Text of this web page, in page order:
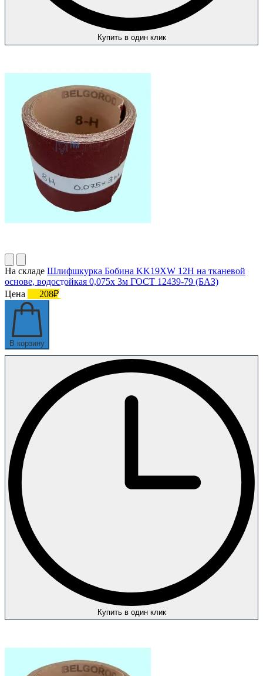
Купить в один клик
На складе Шлифшкурка Бобина KK19XW 12H на тканевой
основе, водостойкая 0,075х 3м ГОСТ 12439-79 (БАЗ)
Цена
208₽
В корзину
Купить в один клик